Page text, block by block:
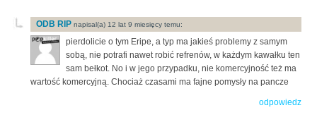
ODB RIP napisal(a) 12 lat 9 miesięcy temu:
pierdolicie o tym Eripe, a typ ma jakieś problemy z samym
sobą, nie potrafi nawet robić refrenów, w każdym kawałku ten
sam bełkot. No i w jego przypadku, nie komercyjność też ma
wartość komercyjną. Chociaż czasami ma fajne pomysły na pancze
odpowiedz